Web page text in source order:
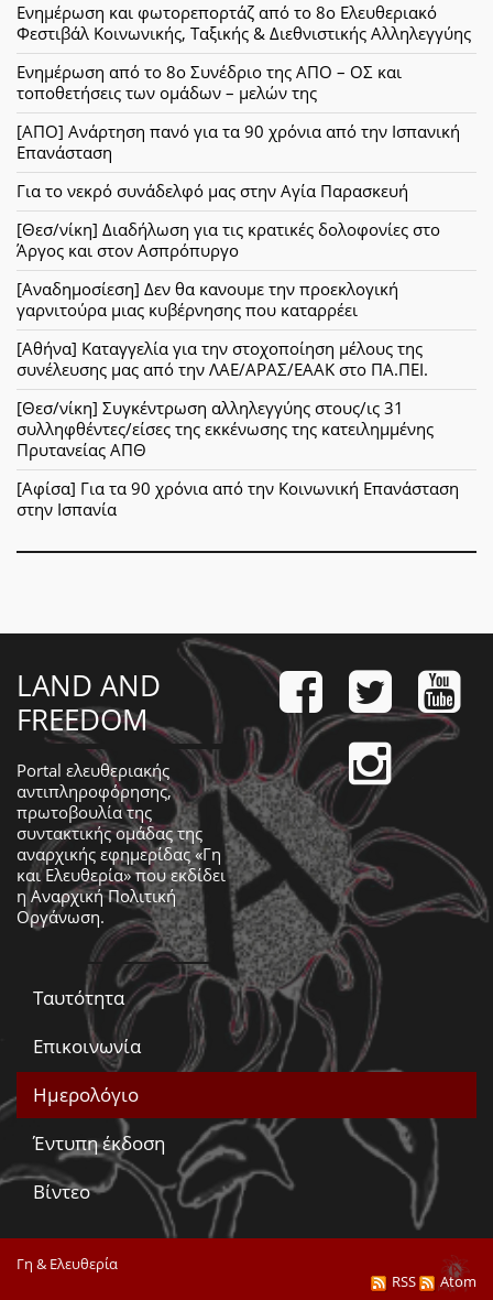
Ενημέρωση και φωτορεπορτάζ από το 8ο Ελευθεριακό
Φεστιβάλ Κοινωνικής, Ταξικής & Διεθνιστικής Αλληλεγγύης
Ενημέρωση από το 8ο Συνέδριο της ΑΠΟ – ΟΣ και
τοποθετήσεις των ομάδων – μελών της
[ΑΠΟ] Ανάρτηση πανό για τα 90 χρόνια από την Ισπανική
Επανάσταση
Για το νεκρό συνάδελφό μας στην Αγία Παρασκευή
[Θεσ/νίκη] Διαδήλωση για τις κρατικές δολοφονίες στο
Άργος και στον Ασπρόπυργο
[Αναδημοσίεση] Δεν θα κανουμε την προεκλογική
γαρνιτούρα μιας κυβέρνησης που καταρρέει
[Αθήνα] Καταγγελία για την στοχοποίηση μέλους της
συνέλευσης μας από την ΛΑΕ/ΑΡΑΣ/ΕΑΑΚ στο ΠΑ.ΠΕΙ.
[Θεσ/νίκη] Συγκέντρωση αλληλεγγύης στους/ις 31
συλληφθέντες/είσες της εκκένωσης της κατειλημμένης
Πρυτανείας ΑΠΘ
[Αφίσα] Για τα 90 χρόνια από την Κοινωνική Επανάσταση
στην Ισπανία
LAND AND
FREEDOM
Portal ελευθεριακής
αντιπληροφόρησης,
πρωτοβουλία της
συντακτικής ομάδας της
αναρχικής εφημερίδας «Γη
και Ελευθερία» που εκδίδει
ηΑναρχική Πολιτική
Οργάνωση.
Ταυτότητα
Επικοινωνία
Ημερολόγιο
Έντυπη έκδοση
Βίντεο
Γη & Ελευθερία
RSS
Atom